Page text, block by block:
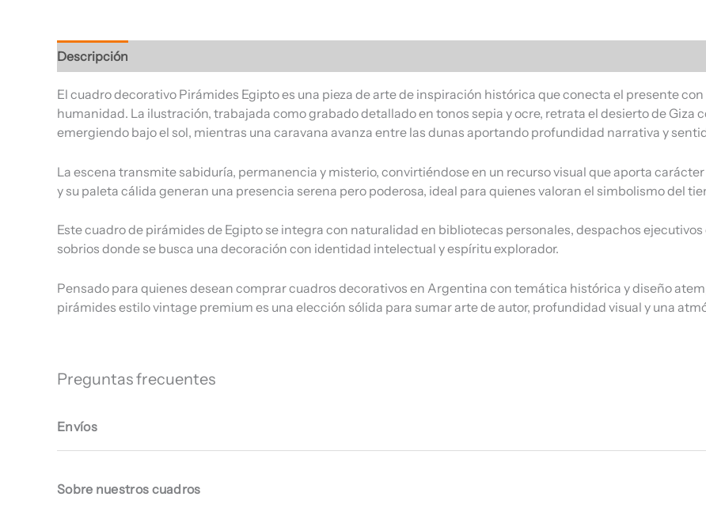
Descripción
El cuadro decorativo Pirámides Egipto es una pieza de arte de inspiración histórica que conecta el presente
humanidad. La ilustración, trabajada como grabado detallado en tonos sepia y ocre, retrata el desierto de Giza
emergiendo bajo el sol, mientras una caravana avanza entre las dunas aportando profundidad narrativa y
La escena transmite sabiduría, permanencia y misterio, convirtiéndose en un recurso visual que aporta
y su paleta cálida generan una presencia serena pero poderosa, ideal para quienes valoran el simbolismo del
Este cuadro de pirámides de Egipto se integra con naturalidad en bibliotecas personales, despachos
sobrios donde se busca una decoración con identidad intelectual y espíritu explorador.
Pensado para quienes desean comprar cuadros decorativos en Argentina con temática histórica y diseño
pirámides estilo vintage premium es una elección sólida para sumar arte de autor, profundidad visual y una
Preguntas frecuentes
Envíos
Sobre nuestros cuadros